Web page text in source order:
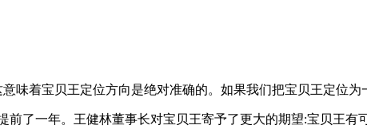
味着宝贝王定位方向是绝对准确的。如果我们把宝贝王定位为
了一年。王健林董事长对宝贝王寄予了更大的期望:宝贝王有